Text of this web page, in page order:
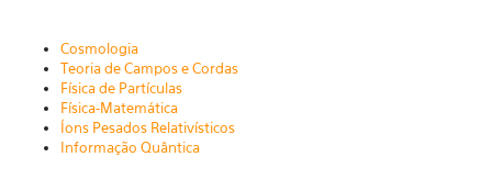
Cosmologia
Teoria de Campos e Cordas
Física de Partículas
Física-Matemática
Íons Pesados Relativísticos
Informação Quântica